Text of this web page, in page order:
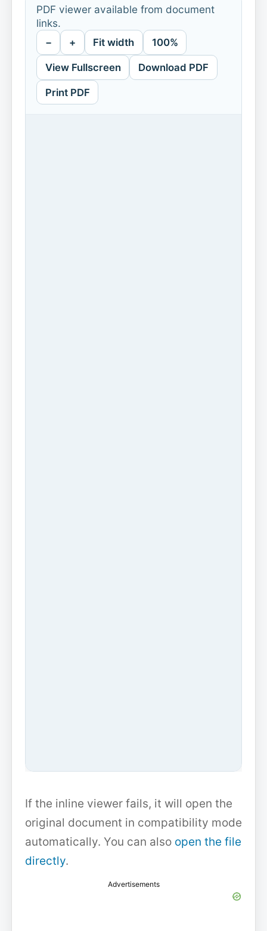
PDF viewer available from document
links.
− + Fit width 100%
View Fullscreen Download PDF
Print PDF
If the inline viewer fails, it will open the
original document in compatibility mode
automatically. You can also open the file
directly.
Advertisements